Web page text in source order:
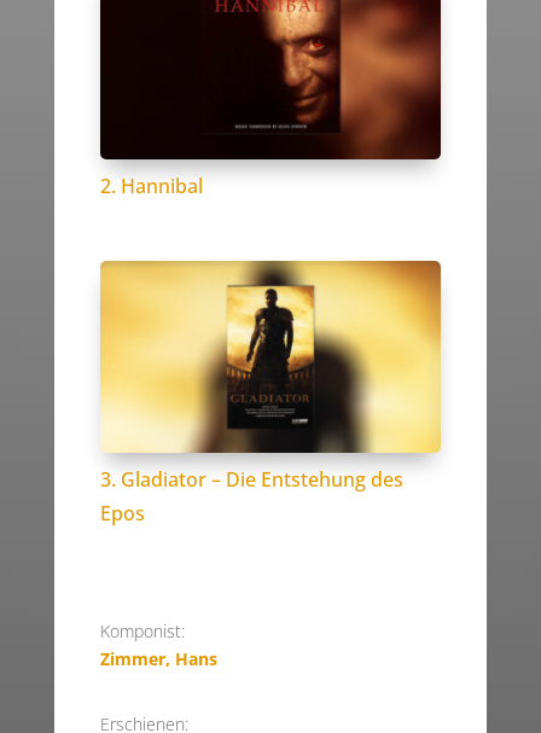
2. Hannibal
3. Gladiator – Die Entstehung des
Epos
Komponist:
Zimmer, Hans
Erschienen: